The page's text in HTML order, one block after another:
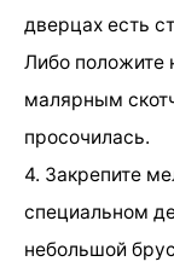
дверцах есть
Либо положите
малярным
просочилась.
4. Закрепите
специальном
небольшой